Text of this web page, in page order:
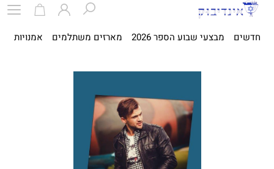
חדשים מבצעי שבוע הספר 2026 מארזים משתלמים אמנויות